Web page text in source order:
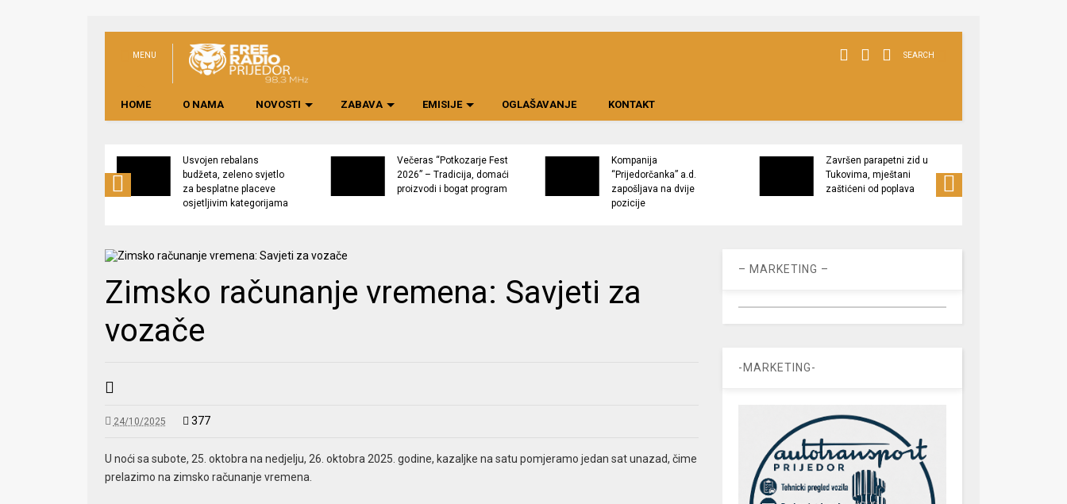
MENU SEARCH
HOME O NAMA NOVOSTI ZABAVA EMISIJE OGLAŠAVANJE KONTAKT
Usvojen rebalans
budžeta, zeleno svjetlo
za besplatne placeve
osjetljivim kategorijama
Večeras “Potkozarje Fest
2026” – Tradicija, domaći
proizvodi i bogat program
Kompanija
“Prijedorčanka” a.d.
zapošljava na dvije
pozicije
Završen parapetni zid u
Tukovima, mještani
zaštićeni od poplava
Zimsko računanje vremena: Savjeti za
vozače
24/10/2025 377
U noći sa subote, 25. oktobra na nedjelju, 26. oktobra 2025. godine, kazaljke na satu pomjeramo jedan sat unazad, čime
prelazimo na zimsko računanje vremena.
– MARKETING –
-MARKETING-